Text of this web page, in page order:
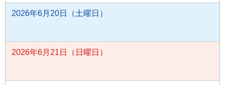
2026年6月20日（土曜日）
2026年6月21日（日曜日）